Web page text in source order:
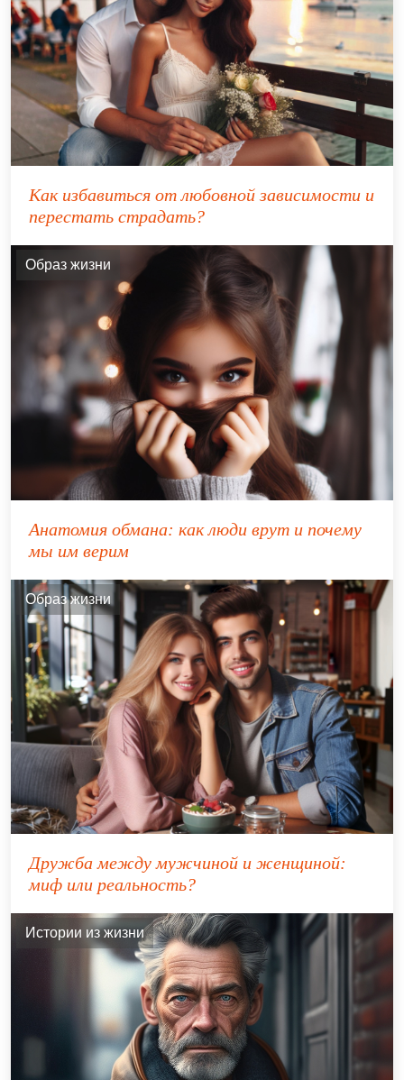
Как избавиться от любовной зависимости и
перестать страдать?
Образ жизни
Анатомия обмана: как люди врут и почему
мы им верим
Образ жизни
Дружба между мужчиной и женщиной:
миф или реальность?
Истории из жизни